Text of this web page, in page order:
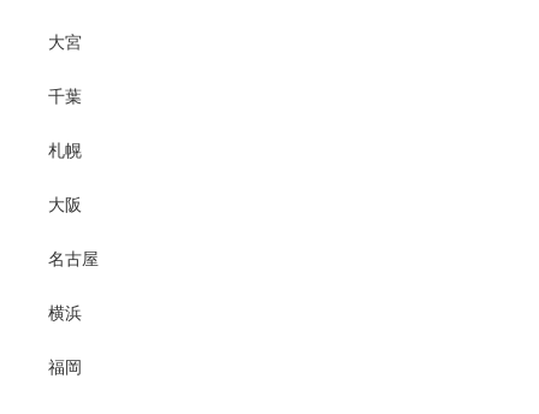
大宮
千葉
札幌
大阪
名古屋
横浜
福岡